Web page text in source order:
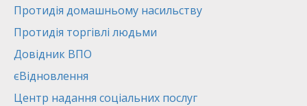
Протидія домашньому насильству
Протидія торгівлі людьми
Довідник ВПО
єВідновлення
Центр надання соціальних послуг